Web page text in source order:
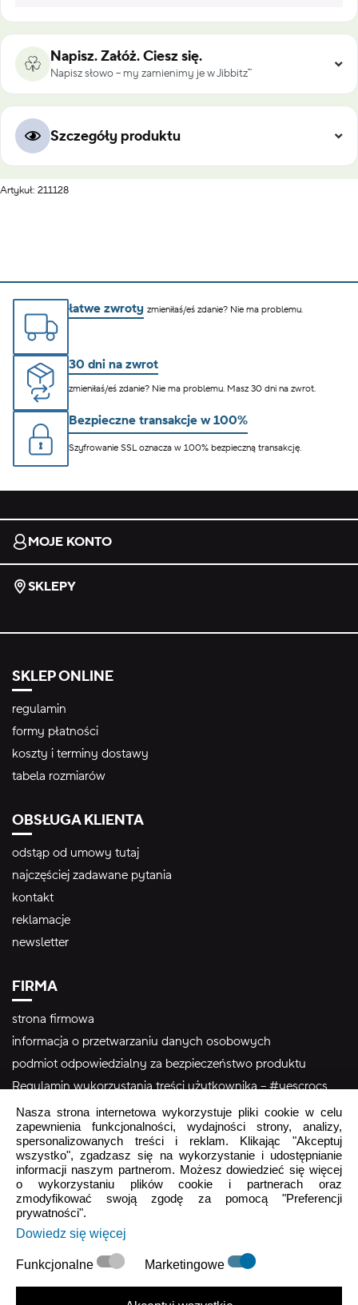
Napisz. Załóż. Ciesz się.
Napisz słowo – my zamienimy je w Jibbitz™
Szczegóły produktu
Artykuł: 211128
łatwe zwroty zmieniłaś/eś zdanie? Nie ma problemu.
30 dni na zwrot
zmieniłaś/eś zdanie? Nie ma problemu. Masz 30 dni na zwrot.
Bezpieczne transakcje w 100%
Szyfrowanie SSL oznacza w 100% bezpieczną transakcję.
MOJE KONTO
SKLEPY
SKLEP ONLINE
regulamin
formy płatności
koszty i terminy dostawy
tabela rozmiarów
OBSŁUGA KLIENTA
odstąp od umowy tutaj
najczęściej zadawane pytania
kontakt
reklamacje
newsletter
FIRMA
strona firmowa
informacja o przetwarzaniu danych osobowych
podmiot odpowiedzialny za bezpieczeństwo produktu
Regulamin wykorzystania treści użytkownika – #yescrocs
Obsługa Klienta
Pon - Pt9:00 - 16:00
Sob - NdzZamknięte
crocs.sklep@intersocks.pl
22 230 94 60
Wyślij
Nasza strona internetowa wykorzystuje pliki cookie w celu
zapewnienia funkcjonalności, wydajności strony, analizy,
spersonalizowanych treści i reklam. Klikając "Akceptuj
wszystko", zgadzasz się na wykorzystanie i udostępnianie
informacji naszym partnerom. Możesz dowiedzieć się więcej
o wykorzystaniu plików cookie i partnerach oraz
zmodyfikować swoją zgodę za pomocą "Preferencji
prywatności".
Dowiedz się więcej
Funkcjonalne Marketingowe